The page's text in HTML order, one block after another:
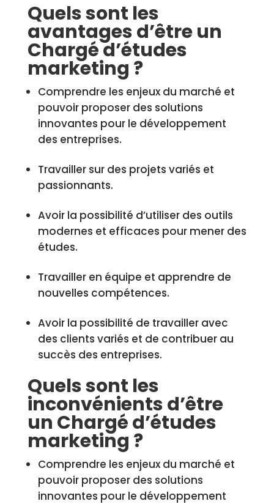
Quels sont les
avantages d’être un
Chargé d’études
marketing ?
Comprendre les enjeux du marché et
pouvoir proposer des solutions
innovantes pour le développement
des entreprises.
Travailler sur des projets variés et
passionnants.
Avoir la possibilité d’utiliser des outils
modernes et efficaces pour mener des
études.
Travailler en équipe et apprendre de
nouvelles compétences.
Avoir la possibilité de travailler avec
des clients variés et de contribuer au
succès des entreprises.
Quels sont les
inconvénients d’être
un Chargé d’études
marketing ?
Comprendre les enjeux du marché et
pouvoir proposer des solutions
innovantes pour le développement